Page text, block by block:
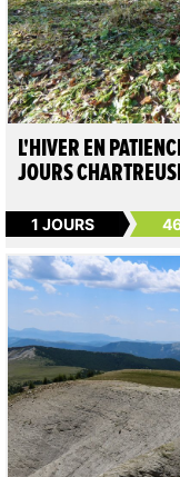
L'HIVER EN
JOURS
1 JOURS